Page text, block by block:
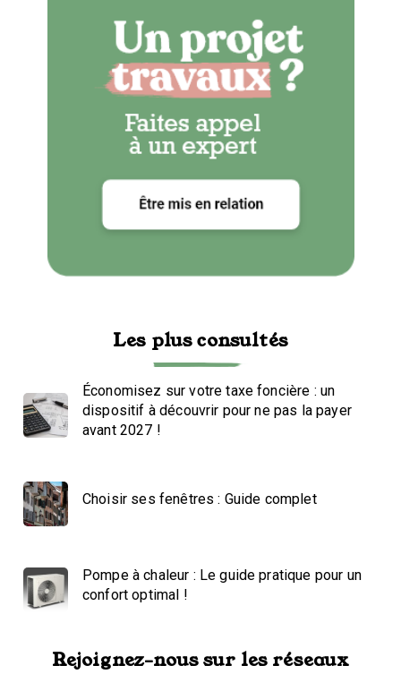
Les plus consultés
Économisez sur votre taxe foncière : un
dispositif à découvrir pour ne pas la payer
avant 2027 !
Choisir ses fenêtres : Guide complet
Pompe à chaleur : Le guide pratique pour un
confort optimal !
Rejoignez-nous sur les réseaux